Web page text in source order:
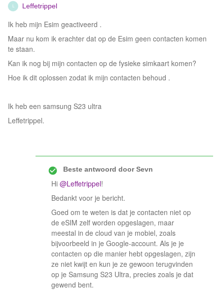
L Leffetrippel
Ik heb mijn Esim geactiveerd .
Maar nu kom ik erachter dat op de Esim geen contacten komen
te staan.
Kan ik nog bij mijn contacten op de fysieke simkaart komen?
Hoe ik dit oplossen zodat ik mijn contacten behoud .
Ik heb een samsung S23 ultra
Leffetrippel.
Beste antwoord doorSevn
Hi ​ @Leffetrippel!
Bedankt voor je bericht.
Goed om te weten is dat je contacten niet op
de eSIM zelf worden opgeslagen, maar
meestal in de cloud van je mobiel, zoals
bijvoorbeeld in je Google-account. Als je je
contacten op die manier hebt opgeslagen, zijn
ze niet kwijt en kun je ze gewoon terugvinden
op je Samsung S23 Ultra, precies zoals je dat
gewend bent.